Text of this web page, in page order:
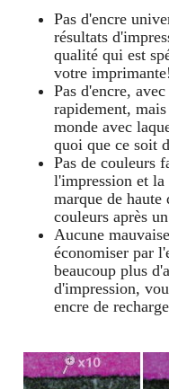
Pas d'encre
résultats
qualité qui est
votre imprimante!
Pas d'encre,
rapidement,
monde avec
quoi que ce soit
Pas de couleurs
l'impression et
marque de
couleurs après
Aucune
économiser par
beaucoup plus
d'impression,
encre de